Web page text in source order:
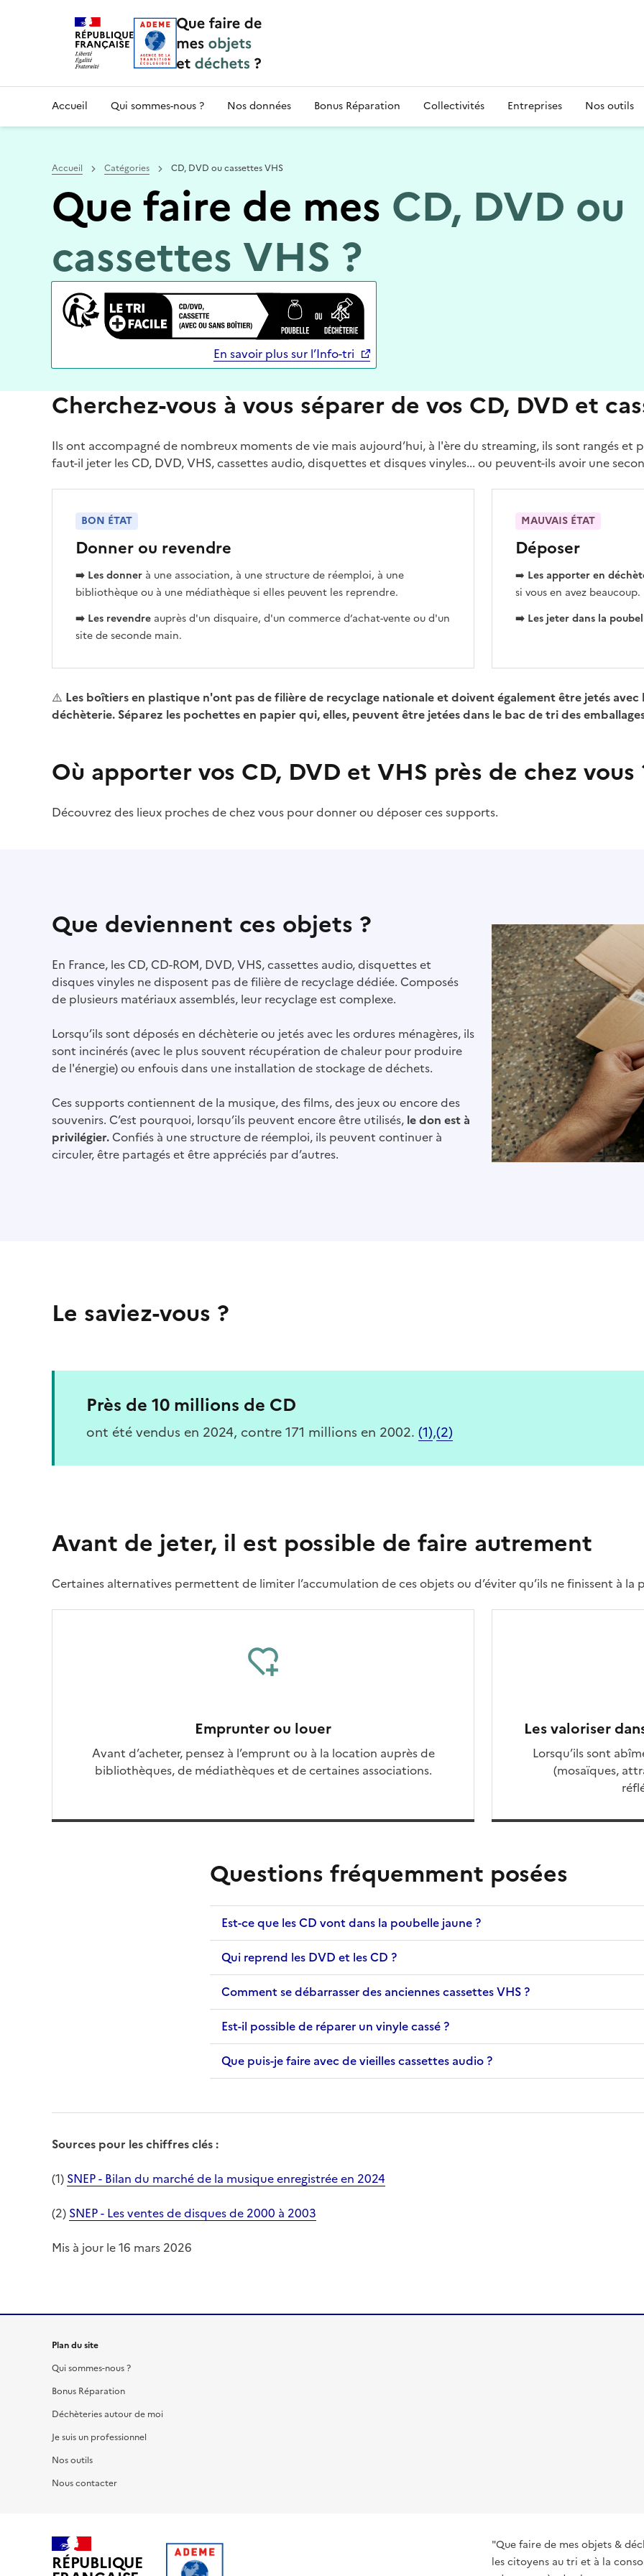
Accueil — Que Faire de mes objets & déchets
Accueil Qui sommes-nous ? Nos données Bonus Réparation Collectivités Entreprises Nos outils
Accueil Catégories CD, DVD ou cassettes VHS
Que faire de mes CD, DVD ou
cassettes VHS ?
En savoir plus sur l’Info-tri
Cherchez-vous à vous séparer de vos CD, DVD et
Ils ont accompagné de nombreux moments de vie mais aujourd’hui, à l'ère du streaming, ils sont rangés
faut-il jeter les CD, DVD, VHS, cassettes audio, disquettes et disques vinyles... ou peuvent-ils avoir une
Donner ou revendre
➡️ Les donner à une association, à une structure de réemploi, à une
bibliothèque ou à une médiathèque si elles peuvent les reprendre.
➡️ Les revendre auprès d'un disquaire, d'un commerce d’achat-vente ou d'un
site de seconde main.
BON ÉTAT
Déposer
➡️ Les apporter en
si vous en avez beaucoup.
➡️ Les jeter dans la
MAUVAIS ÉTAT
⚠️ Les boîtiers en plastique n'ont pas de filière de recyclage nationale et doivent également être jetés avec
déchèterie. Séparez les pochettes en papier qui, elles, peuvent être jetées dans le bac de tri des
Où apporter vos CD, DVD et VHS près de chez vous
Découvrez des lieux proches de chez vous pour donner ou déposer ces supports.
Que deviennent ces objets ?
En France, les CD, CD-ROM, DVD, VHS, cassettes audio, disquettes et
disques vinyles ne disposent pas de filière de recyclage dédiée. Composés
de plusieurs matériaux assemblés, leur recyclage est complexe.
Lorsqu’ils sont déposés en déchèterie ou jetés avec les ordures ménagères, ils
sont incinérés (avec le plus souvent récupération de chaleur pour produire
de l'énergie) ou enfouis dans une installation de stockage de déchets.
Ces supports contiennent de la musique, des films, des jeux ou encore des
souvenirs. C’est pourquoi, lorsqu’ils peuvent encore être utilisés, le don est à
privilégier. Confiés à une structure de réemploi, ils peuvent continuer à
circuler, être partagés et être appréciés par d’autres.
Le saviez-vous ?
Près de 10 millions de CD
ont été vendus en 2024, contre 171 millions en 2002. (1),(2)
Avant de jeter, il est possible de faire autrement
Certaines alternatives permettent de limiter l’accumulation de ces objets ou d’éviter qu’ils ne finissent à la
Emprunter ou louer
Avant d’acheter, pensez à l’emprunt ou à la location auprès de
bibliothèques, de médiathèques et de certaines associations.
Les valoriser
Lorsqu’ils sont
(mosaïques,
Questions fréquemment posées
Est-ce que les CD vont dans la poubelle jaune ?
Qui reprend les DVD et les CD ?
Comment se débarrasser des anciennes cassettes VHS ?
Est-il possible de réparer un vinyle cassé ?
Que puis-je faire avec de vieilles cassettes audio ?
Sources pour les chiffres clés :
(1) SNEP - Bilan du marché de la musique enregistrée en 2024
(2) SNEP - Les ventes de disques de 2000 à 2003
Mis à jour le 16 mars 2026
Plan du site
Qui sommes-nous ?
Bonus Réparation
Déchèteries autour de moi
Je suis un professionnel
Nos outils
Nous contacter
RÉPUBLIQUE
"Que faire de mes objets &
les citoyens au tri et à la